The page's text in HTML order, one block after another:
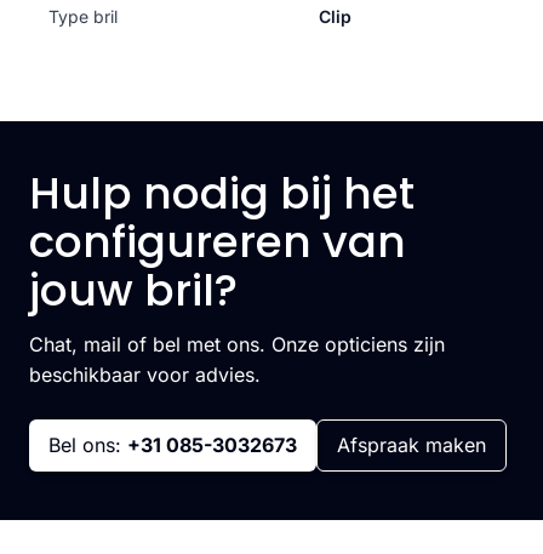
Type bril Clip
Hulp nodig bij het
configureren van
jouw bril?
Chat, mail of bel met ons. Onze opticiens zijn
beschikbaar voor advies.
Bel ons: +31 085-3032673 Afspraak maken